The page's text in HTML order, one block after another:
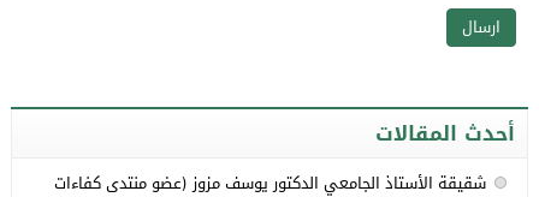
أحدث المقالات
شقيقة الأستاذ الجامعي الدكتور يوسف مزوز (عضو منتدى كفاءات